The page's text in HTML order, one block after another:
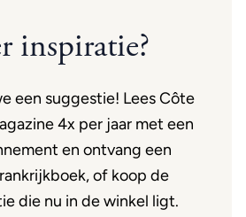
inspiratie?
een suggestie! Lees Côte
4x per jaar met een
en ontvang een
of koop de
die nu in de winkel ligt.